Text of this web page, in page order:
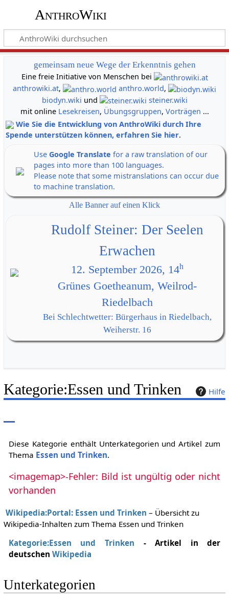
AnthroWiki
gemeinsam neue Wege der Erkenntnis gehen
Eine freie Initiative von Menschen bei
anthrowiki.at, anthro.world,
biodyn.wiki und
steiner.wiki
mit online Lesekreisen, Übungsgruppen, Vorträgen ...
Wie Sie die Entwicklung von AnthroWiki durch Ihre
Spende unterstützen können, erfahren Sie hier.
Use Google Translate for a raw translation of our
pages into more than 100 languages.
Please note that some mistranslations can occur due
to machine translation.
Alle Banner auf einen Klick
Rudolf Steiner: Der Seelen
Erwachen
12. September 2026, 14h
Grünes Goetheanum, Weilrod-
Riedelbach
Bei Schlechtwetter: Bürgerhaus in Riedelbach,
Weiherstr. 16
Hilfe
Kategorie:Essen und Trinken
Diese Kategorie enthält Unterkategorien und Artikel zum
Thema Essen und Trinken.
<imagemap>-Fehler: Bild ist ungültig oder nicht
vorhanden
Wikipedia:Portal: Essen und Trinken – Übersicht zu
Wikipedia-Inhalten zum Thema Essen und Trinken
Kategorie:Essen und Trinken - Artikel in der
deutschen Wikipedia
Unterkategorien